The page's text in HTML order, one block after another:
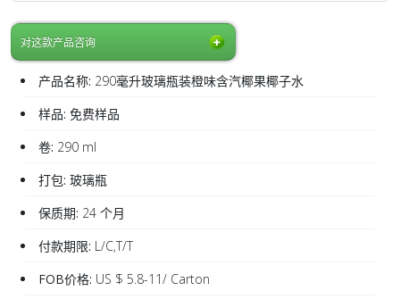
对这款产品咨询
产品名称: 290毫升玻璃瓶装橙味含汽椰果椰子水
样品: 免费样品
卷: 290 ml
打包: 玻璃瓶
保质期: 24 个月
付款期限: L/C,T/T
FOB价格: US $ 5.8-11/ Carton